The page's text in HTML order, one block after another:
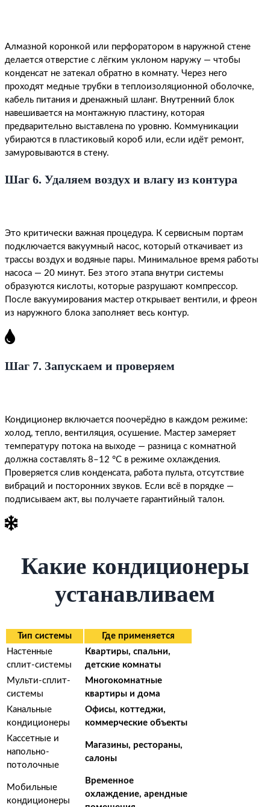
Алмазной коронкой или перфоратором в наружной стене
делается отверстие с лёгким уклоном наружу — чтобы
конденсат не затекал обратно в комнату. Через него
проходят медные трубки в теплоизоляционной оболочке,
кабель питания и дренажный шланг. Внутренний блок
навешивается на монтажную пластину, которая
предварительно выставлена по уровню. Коммуникации
убираются в пластиковый короб или, если идёт ремонт,
замуровываются в стену.
Шаг 6. Удаляем воздух и влагу из контура
Это критически важная процедура. К сервисным портам
подключается вакуумный насос, который откачивает из
трассы воздух и водяные пары. Минимальное время работы
насоса — 20 минут. Без этого этапа внутри системы
образуются кислоты, которые разрушают компрессор.
После вакуумирования мастер открывает вентили, и фреон
из наружного блока заполняет весь контур.
Шаг 7. Запускаем и проверяем
Кондиционер включается поочерёдно в каждом режиме:
холод, тепло, вентиляция, осушение. Мастер замеряет
температуру потока на выходе — разница с комнатной
должна составлять 8–12 °C в режиме охлаждения.
Проверяется слив конденсата, работа пульта, отсутствие
вибраций и посторонних звуков. Если всё в порядке —
подписываем акт, вы получаете гарантийный талон.
Какие кондиционеры
устанавливаем
Тип системы
Где применяется
Настенные
сплит-системы
Квартиры, спальни,
детские комнаты
Мульти-сплит-
системы
Многокомнатные
квартиры и дома
Канальные
кондиционеры
Офисы, коттеджи,
коммерческие объекты
Кассетные и
напольно-
потолочные
Магазины, рестораны,
салоны
Мобильные
кондиционеры
Временное
охлаждение, арендные